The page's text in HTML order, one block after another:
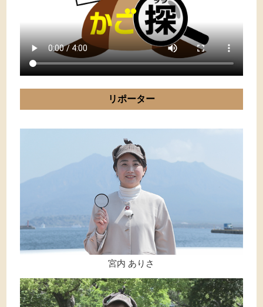
リポーター
宮内 ありさ